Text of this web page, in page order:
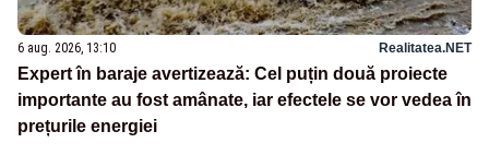
6 aug. 2026, 13:10 Realitatea.NET
Expert în baraje avertizează: Cel puțin două proiecte
importante au fost amânate, iar efectele se vor vedea în
prețurile energiei